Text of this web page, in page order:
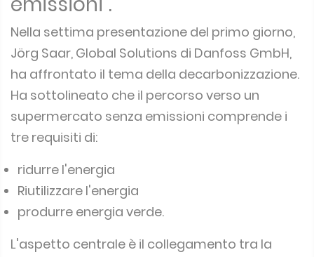
Nella settima presentazione del primo giorno,
Jörg Saar, Global Solutions di Danfoss GmbH,
ha affrontato il tema della decarbonizzazione.
Ha sottolineato che il percorso verso un
supermercato senza emissioni comprende i
tre requisiti di:
ridurre l'energia
Riutilizzare l'energia
produrre energia verde.
L'aspetto centrale è il collegamento tra la
domanda e l'offerta di energia in tutti gli